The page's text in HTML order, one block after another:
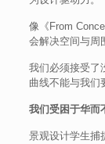
像《From
会解决空间与周
我们必须接受了
曲线不能与我们
我们受困于华而
景观设计学生捕